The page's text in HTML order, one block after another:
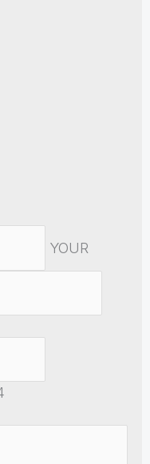
YOUR